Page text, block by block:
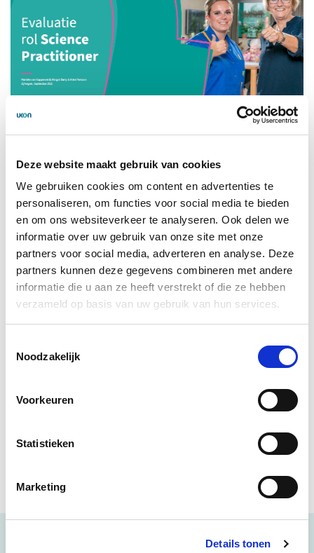
Deze website maakt gebruik van cookies
We gebruiken cookies om content en advertenties te
personaliseren, om functies voor social media te bieden
en om ons websiteverkeer te analyseren. Ook delen we
informatie over uw gebruik van onze site met onze
partners voor social media, adverteren en analyse. Deze
partners kunnen deze gegevens combineren met andere
informatie die u aan ze heeft verstrekt of die ze hebben
verzameld op basis van uw gebruik van hun services.
Noodzakelijk
Voorkeuren
Statistieken
Marketing
Details tonen
Een vliegwiel zijn om praktijk en wetenschap te
verbinden. Dat was de opdracht van de nieuwe science
practitioners (SP’s).
Na 3 jaar pionieren is er behoefte om de rol van SP te
evalueren, om informatie op te halen over hoe de rol
doorontwikkeld kan worden. In deze evaluatie staan de
kenmerken en activiteiten van de SP omschreven en